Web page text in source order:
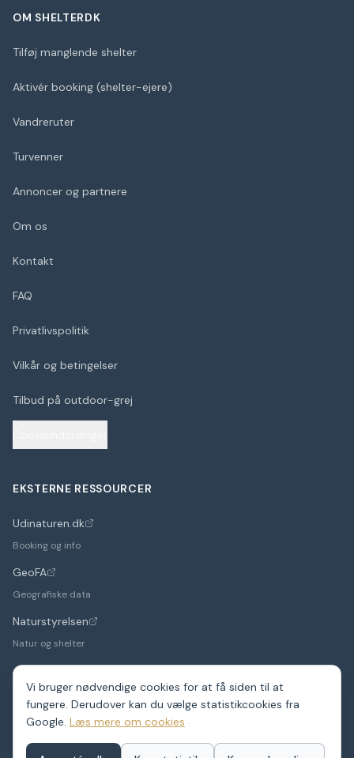
Vi bruger nødvendige cookies for at få siden til at
fungere. Derudover kan du vælge statistikcookies fra
Google. Læs mere om cookies
OM SHELTERDK
Tilføj manglende shelter
Aktivér booking (shelter-ejere)
Vandreruter
Turvenner
Annoncer og partnere
Om os
Kontakt
FAQ
Privatlivspolitik
Vilkår og betingelser
Tilbud på outdoor-grej
EKSTERNE RESSOURCER
Udinaturen.dk
(åbner i nyt faneblad)
Booking og info
GeoFA
(åbner i nyt faneblad)
Geografiske data
Naturstyrelsen
(åbner i nyt faneblad)
Natur og shelter
2026ShelterDK. Et hobbyprojekt – data fra GeoFA og andre
Shelters i hele Danmark